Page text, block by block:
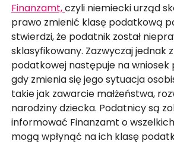
Finanzamt,czyli niemiecki urząd
prawo zmienić klasę podatkową
stwierdzi, że podatnik został
sklasyfikowany. Zazwyczaj jednak
podatkowej następuje na wniosek
gdy zmienia się jego sytuacja
takie jak zawarcie małżeństwa,
narodziny dziecka. Podatnicy są
informować Finanzamt o
mogą wpłynąć na ich klasę